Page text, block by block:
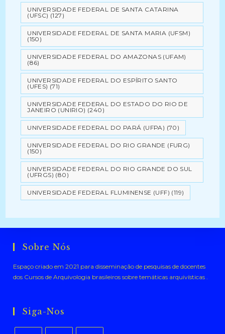
UNIVERSIDADE FEDERAL DE SANTA CATARINA
(UFSC) (127)
UNIVERSIDADE FEDERAL DE SANTA MARIA (UFSM)
(150)
UNIVERSIDADE FEDERAL DO AMAZONAS (UFAM)
(86)
UNIVERSIDADE FEDERAL DO ESPÍRITO SANTO
(UFES) (71)
UNIVERSIDADE FEDERAL DO ESTADO DO RIO DE
JANEIRO (UNIRIO) (240)
UNIVERSIDADE FEDERAL DO PARÁ (UFPA) (70)
UNIVERSIDADE FEDERAL DO RIO GRANDE (FURG)
(150)
UNIVERSIDADE FEDERAL DO RIO GRANDE DO SUL
(UFRGS) (80)
UNIVERSIDADE FEDERAL FLUMINENSE (UFF) (119)
Sobre Nós
Espaço criado em 2021 para disseminação de pesquisas de docentes
dos Cursos de Arquivologia brasileiros sobre temáticas arquivísticas .
Siga-Nos